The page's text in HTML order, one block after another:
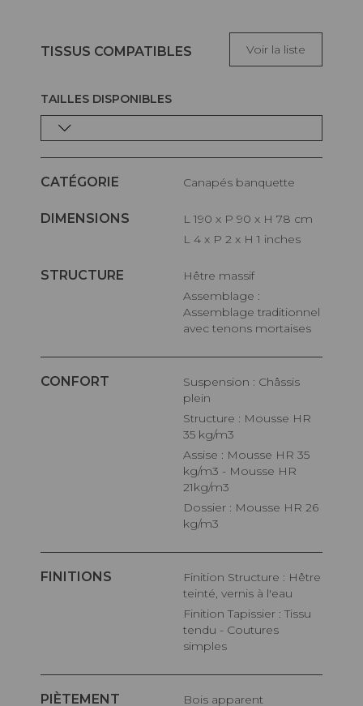
TISSUS COMPATIBLES Voir la liste
TAILLES DISPONIBLES
CATÉGORIE Canapés banquette
DIMENSIONS
L 190 x P 90 x H 78 cm
L 4 x P 2 x H 1 inches
STRUCTURE
Hêtre massif
Assemblage :
Assemblage traditionnel
avec tenons mortaises
CONFORT
Suspension : Châssis
plein
Structure : Mousse HR
35 kg/m3
Assise : Mousse HR 35
kg/m3 - Mousse HR
21kg/m3
Dossier : Mousse HR 26
kg/m3
FINITIONS
Finition Structure : Hêtre
teinté, vernis à l'eau
Finition Tapissier : Tissu
tendu - Coutures
simples
PIÈTEMENT Bois apparent